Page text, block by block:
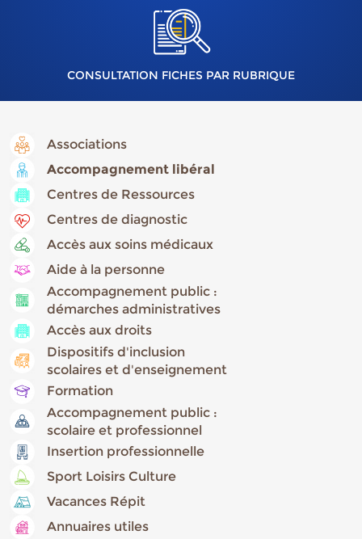
CONSULTATION FICHES PAR RUBRIQUE
Associations
Accompagnement libéral
Centres de Ressources
Centres de diagnostic
Accès aux soins médicaux
Aide à la personne
Accompagnement public :
démarches administratives
Accès aux droits
Dispositifs d'inclusion
scolaires et d'enseignement
Formation
Accompagnement public :
scolaire et professionnel
Insertion professionnelle
Sport Loisirs Culture
Vacances Répit
Annuaires utiles